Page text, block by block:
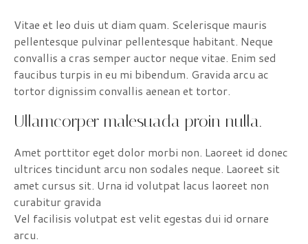
Vitae et leo duis ut diam quam. Scelerisque mauris
pellentesque pulvinar pellentesque habitant. Neque
convallis a cras semper auctor neque vitae. Enim sed
faucibus turpis in eu mi bibendum. Gravida arcu ac
tortor dignissim convallis aenean et tortor.
Ullamcorper malesuada proin nulla.
Amet porttitor eget dolor morbi non. Laoreet id donec
ultrices tincidunt arcu non sodales neque. Laoreet sit
amet cursus sit. Urna id volutpat lacus laoreet non
curabitur gravida
Vel facilisis volutpat est velit egestas dui id ornare
arcu.